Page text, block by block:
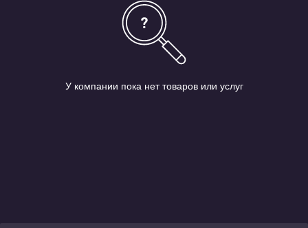
У компании пока нет товаров или услуг